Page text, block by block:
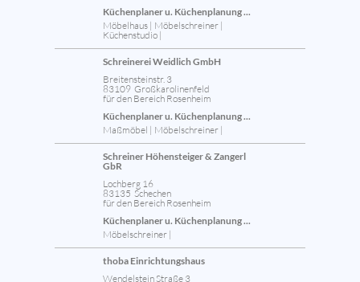
Küchenplaner u. Küchenplanung ...
Möbelhaus | Möbelschreiner |
Küchenstudio |
Schreinerei Weidlich GmbH
Breitensteinstr. 3
83109 Großkarolinenfeld
für den Bereich Rosenheim
Küchenplaner u. Küchenplanung ...
Maßmöbel | Möbelschreiner |
Schreiner Höhensteiger & Zangerl
GbR
Lochberg 16
83135 Schechen
für den Bereich Rosenheim
Küchenplaner u. Küchenplanung ...
Möbelschreiner |
thoba Einrichtungshaus
Wendelstein Straße 3